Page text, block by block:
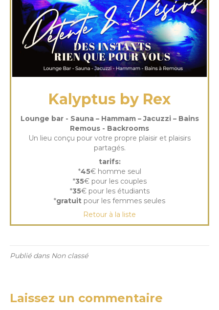
Kalyptus by Rex
Lounge bar - Sauna – Hammam – Jacuzzi – Bains
Remous - Backrooms
Un lieu conçu pour votre propre plaisir et plaisirs
partagés.
tarifs:
*45€ homme seul
*35€ pour les couples
*35€ pour les étudiants
*gratuit pour les femmes seules
Retour à la liste
Publié dans Non classé
Laissez un commentaire